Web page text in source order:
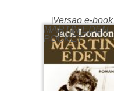
Medidas: 10,7 X
Edição: agosto
a que se seguiram:O
floresta,Caninos brancos
Seja o